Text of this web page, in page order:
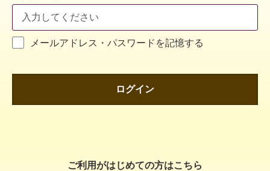
メールアドレス・パスワードを記憶する
ログイン
ご利用がはじめての方はこちら